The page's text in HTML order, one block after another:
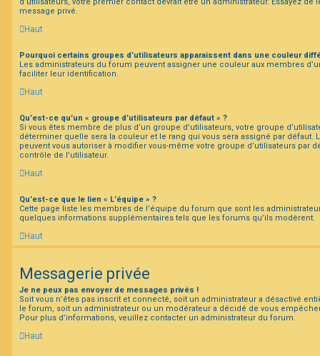
message privé.
Haut
Pourquoi certains groupes d’utilisateurs apparaissent dans une couleur
Les administrateurs du forum peuvent assigner une couleur aux membres
faciliter leur identification.
Haut
Qu’est-ce qu’un « groupe d’utilisateurs par défaut » ?
Si vous êtes membre de plus d’un groupe d’utilisateurs, votre groupe
déterminer quelle sera la couleur et le rang qui vous sera assigné par défaut.
peuvent vous autoriser à modifier vous-même votre groupe d’utilisateurs par
contrôle de l’utilisateur.
Haut
Qu’est-ce que le lien « L’équipe » ?
Cette page liste les membres de l’équipe du forum que sont les
quelques informations supplémentaires tels que les forums qu’ils modèrent.
Haut
Messagerie privée
Je ne peux pas envoyer de messages privés !
Soit vous n’êtes pas inscrit et connecté, soit un administrateur a désactivé
le forum, soit un administrateur ou un modérateur a décidé de vous
Pour plus d’informations, veuillez contacter un administrateur du forum.
Haut